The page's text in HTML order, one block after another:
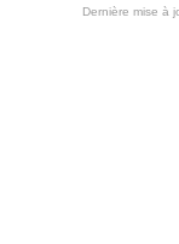
Dernière mise à